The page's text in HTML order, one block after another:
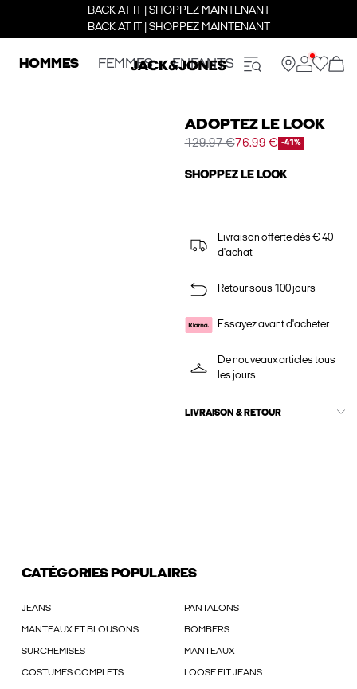
BACK AT IT | SHOPPEZ MAINTENANT
BACK AT IT | SHOPPEZ MAINTENANT
HOMMES FEMMES ENFANTS
ADOPTEZ LE LOOK
129.97 €76.99 € -41%
SHOPPEZ LE LOOK
Livraison offerte dès € 40
d'achat
Retour sous 100 jours
Essayez avant d'acheter
De nouveaux articles tous
les jours
LIVRAISON & RETOUR
CATÉGORIES POPULAIRES
JEANS PANTALONS
MANTEAUX ET BLOUSONS BOMBERS
SURCHEMISES MANTEAUX
COSTUMES COMPLETS LOOSE FIT JEANS